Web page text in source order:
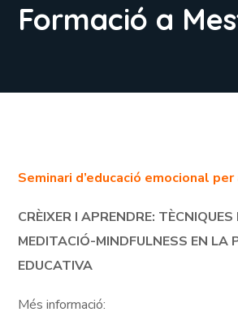
Formació a
Seminari d’educació emocional
CRÈIXER I APRENDRE: TÈCNIQUES
MEDITACIÓ-MINDFULNESS EN LA
EDUCATIVA
Més informació: